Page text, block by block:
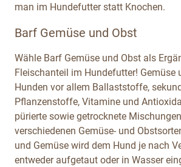
man im Hundefutter statt Knochen.
Barf Gemüse und Obst
Wähle Barf Gemüse und Obst als
Fleischanteil im Hundefutter! Gemüse
Hunden vor allem Ballaststoffe,
Pflanzenstoffe, Vitamine und
pürierte sowie getrocknete
verschiedenen Gemüse- und
und Gemüse wird dem Hund je nach
entweder aufgetaut oder in Wasser